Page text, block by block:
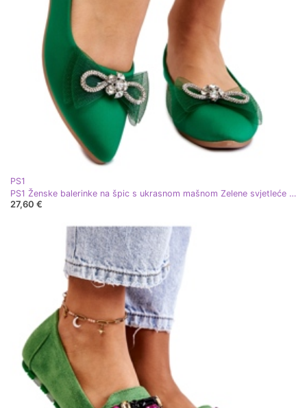
PS1
PS1 Ženske balerinke na špic s ukrasnom mašnom Zelene svjetleće zelena
27,60 €